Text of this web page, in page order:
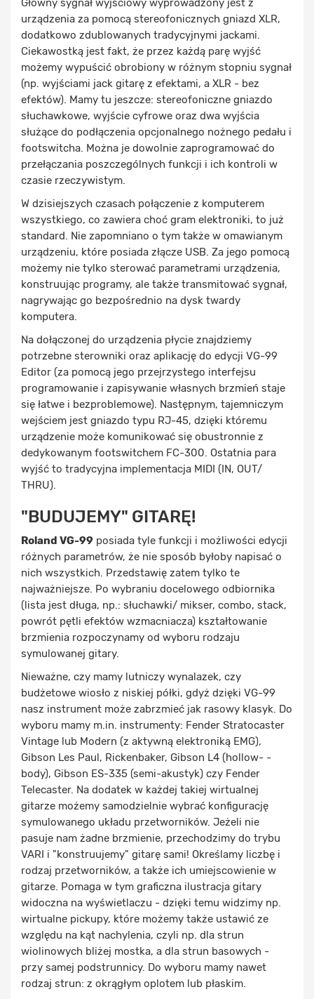
Główny sygnał wyjściowy wyprowadzony jest z
urządzenia za pomocą stereofonicznych gniazd XLR,
dodatkowo zdublowanych tradycyjnymi jackami.
Ciekawostką jest fakt, że przez każdą parę wyjść
możemy wypuścić obrobiony w różnym stopniu sygnał
(np. wyjściami jack gitarę z efektami, a XLR - bez
efektów). Mamy tu jeszcze: stereofoniczne gniazdo
słuchawkowe, wyjście cyfrowe oraz dwa wyjścia
służące do podłączenia opcjonalnego nożnego pedału i
footswitcha. Można je dowolnie zaprogramować do
przełączania poszczególnych funkcji i ich kontroli w
czasie rzeczywistym.
W dzisiejszych czasach połączenie z komputerem
wszystkiego, co zawiera choć gram elektroniki, to już
standard. Nie zapomniano o tym także w omawianym
urządzeniu, które posiada złącze USB. Za jego pomocą
możemy nie tylko sterować parametrami urządzenia,
konstruując programy, ale także transmitować sygnał,
nagrywając go bezpośrednio na dysk twardy
komputera.
Na dołączonej do urządzenia płycie znajdziemy
potrzebne sterowniki oraz aplikację do edycji VG-99
Editor (za pomocą jego przejrzystego interfejsu
programowanie i zapisywanie własnych brzmień staje
się łatwe i bezproblemowe). Następnym, tajemniczym
wejściem jest gniazdo typu RJ-45, dzięki któremu
urządzenie może komunikować się obustronnie z
dedykowanym footswitchem FC-300. Ostatnia para
wyjść to tradycyjna implementacja MIDI (IN, OUT/
THRU).
"BUDUJEMY" GITARĘ!
Roland VG-99 posiada tyle funkcji i możliwości edycji
różnych parametrów, że nie sposób byłoby napisać o
nich wszystkich. Przedstawię zatem tylko te
najważniejsze. Po wybraniu docelowego odbiornika
(lista jest długa, np.: słuchawki/ mikser, combo, stack,
powrót pętli efektów wzmacniacza) kształtowanie
brzmienia rozpoczynamy od wyboru rodzaju
symulowanej gitary.
Nieważne, czy mamy lutniczy wynalazek, czy
budżetowe wiosło z niskiej półki, gdyż dzięki VG-99
nasz instrument może zabrzmieć jak rasowy klasyk. Do
wyboru mamy m.in. instrumenty: Fender Stratocaster
Vintage lub Modern (z aktywną elektroniką EMG),
Gibson Les Paul, Rickenbaker, Gibson L4 (hollow- -
body), Gibson ES-335 (semi-akustyk) czy Fender
Telecaster. Na dodatek w każdej takiej wirtualnej
gitarze możemy samodzielnie wybrać konfigurację
symulowanego układu przetworników. Jeżeli nie
pasuje nam żadne brzmienie, przechodzimy do trybu
VARI i "konstruujemy" gitarę sami! Określamy liczbę i
rodzaj przetworników, a także ich umiejscowienie w
gitarze. Pomaga w tym graficzna ilustracja gitary
widoczna na wyświetlaczu - dzięki temu widzimy np.
wirtualne pickupy, które możemy także ustawić ze
względu na kąt nachylenia, czyli np. dla strun
wiolinowych bliżej mostka, a dla strun basowych -
przy samej podstrunnicy. Do wyboru mamy nawet
rodzaj strun: z okrągłym oplotem lub płaskim.